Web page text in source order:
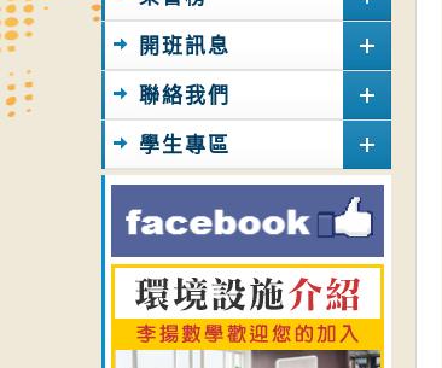
開班訊息
聯絡我們
學生專區